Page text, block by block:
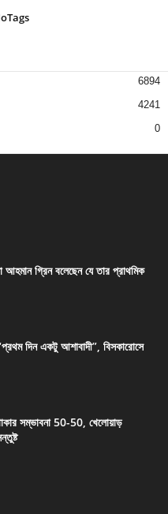
6894
4241
0
আহমান গ্রিন বলেছেন যে তার প্রাথমিক
দিন একটু আশাবাদী”, বিসকারোসে
সম্ভাবনা 50-50, খেলোয়াড়